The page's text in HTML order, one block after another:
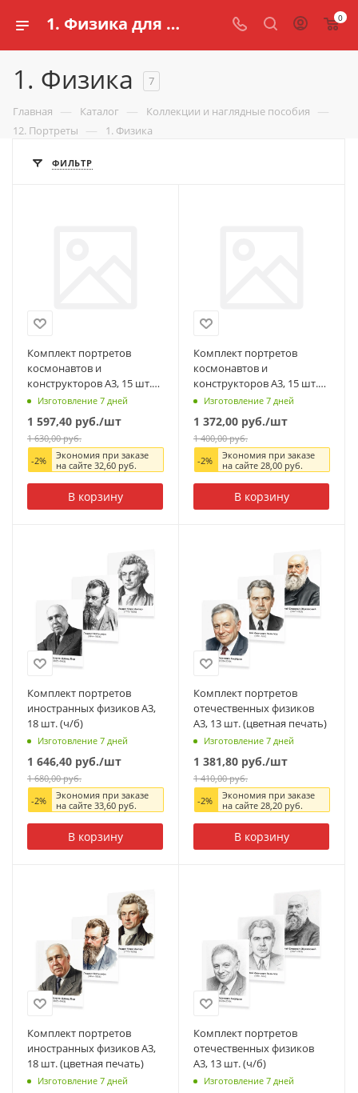
1. Физика для школ купить в Казани | Цена в интернет магазине schools.ru 0
1. Физика 7
Главная — Каталог — Коллекции и наглядные пособия —
12. Портреты — 1. Физика
ФИЛЬТР
Комплект портретов
космонавтов и
конструкторов А3, 15 шт.
(цветная печать)
Изготовление 7 дней
1 597,40 руб./шт
1 630,00руб.
-2%
Экономия при заказе
на сайте 32,60руб.
В корзину
Комплект портретов
космонавтов и
конструкторов А3, 15 шт.
(ч/б)Изготовление 7 дней
1 372,00 руб./шт
1 400,00руб.
-2%
Экономия при заказе
на сайте 28,00руб.
В корзину
Комплект портретов
иностранных физиков А3,
18 шт. (ч/б)
Изготовление 7 дней
1 646,40 руб./шт
1 680,00руб.
-2%
Экономия при заказе
на сайте 33,60руб.
В корзину
Комплект портретов
отечественных физиков
А3, 13 шт. (цветная печать)
Изготовление 7 дней
1 381,80 руб./шт
1 410,00руб.
-2%
Экономия при заказе
на сайте 28,20руб.
В корзину
Комплект портретов
иностранных физиков А3,
18 шт. (цветная печать)
Изготовление 7 дней
Комплект портретов
отечественных физиков
А3, 13 шт. (ч/б)
Изготовление 7 дней